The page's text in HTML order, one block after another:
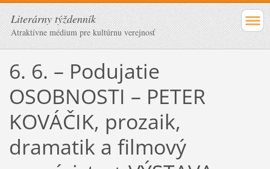
Literárny týždenník
Atraktívne médium pre kultúrnu verejnosť
6. 6. – Podujatie
OSOBNOSTI – PETER
KOVÁČIK, prozaik,
dramatik a filmový